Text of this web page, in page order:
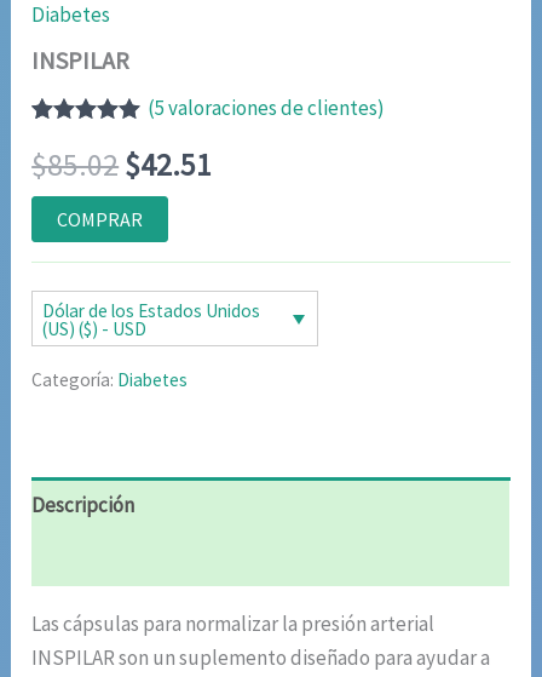
Diabetes
INSPILAR
con5.00de
5 en base a
valoraciones
de clientes
(5valoraciones de clientes)
$85.02El
precio
original
era:
$85.02.
$42.51
actual
es:
COMPRAR
Dólar de los Estados Unidos
(US) ($) - USD
Categoría: Diabetes
Descripción
Las cápsulas para normalizar la presión arterial
INSPILAR son un suplemento diseñado para ayudar a